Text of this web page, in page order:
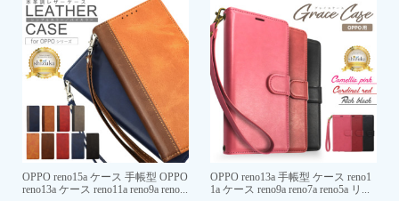
OPPO reno15a ケース 手帳型 OPPO
reno13a ケース reno11a reno9a reno...
OPPO reno13a 手帳型 ケース reno1
1a ケース reno9a reno7a reno5a リ...